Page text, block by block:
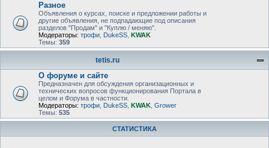
Разное
Объявления о курсах, поиске и предложении работы и
другие объявления, не подпадающие под описания
разделов "Продам" и "Куплю / меняю".
Модераторы: трофи DukeSS KWAK
Темы: 359
tetis.ru
О форуме и сайте
Предназначен для обсуждения организационных и
технических вопросов функционирования Портала в
целом и Форума в частности.
Модераторы: трофи DukeSS KWAK Grower
Темы: 535
СТАТИСТИКА